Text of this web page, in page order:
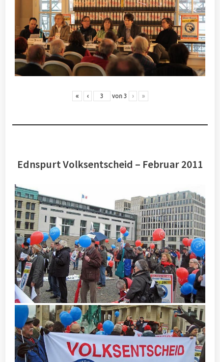
« ‹ von 3 › »
Ednspurt Volksentscheid – Februar 2011